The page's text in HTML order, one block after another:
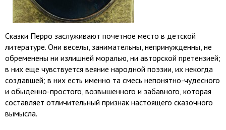
Сказки Перро заслуживают почетное место в детской
литературе. Они веселы, занимательны, непринужденны, не
обременены ни излишней моралью, ни авторской претензией;
в них еще чувствуется веяние народной поэзии, их некогда
создавшей; в них есть именно та смесь непонятно-чудесного
и обыденно-простого, возвышенного и забавного, которая
составляет отличительный признак настоящего сказочного
вымысла.